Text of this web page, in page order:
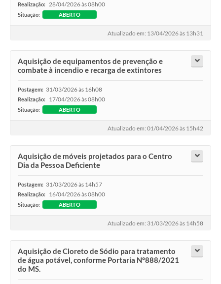
Realização: 28/04/2026 às 08h00
Situação: ABERTO
Atualizado em: 13/04/2026 às 13h31
Aquisição de equipamentos de prevenção e
combate à incendio e recarga de extintores
Postagem: 31/03/2026 às 16h08
Realização: 17/04/2026 às 08h00
Situação: ABERTO
Atualizado em: 01/04/2026 às 15h42
Aquisição de móveis projetados para o Centro
Dia da Pessoa Deficiente
Postagem: 31/03/2026 às 14h57
Realização: 16/04/2026 às 08h00
Situação: ABERTO
Atualizado em: 31/03/2026 às 14h58
Aquisição de Cloreto de Sódio para tratamento
de água potável, conforme Portaria N°888/2021
do MS.